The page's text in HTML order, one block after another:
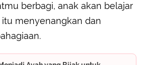
berbagi, anak akan belajar
menyenangkan dan